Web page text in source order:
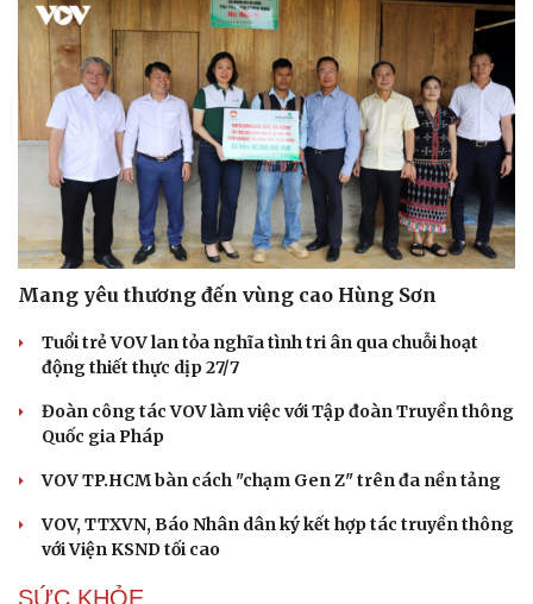
Mang yêu thương đến vùng cao Hùng Sơn
Tuổi trẻ VOV lan tỏa nghĩa tình tri ân qua chuỗi hoạt
động thiết thực dịp 27/7
Đoàn công tác VOV làm việc với Tập đoàn Truyền thông
Quốc gia Pháp
VOV TP.HCM bàn cách "chạm Gen Z" trên đa nền tảng
VOV, TTXVN, Báo Nhân dân ký kết hợp tác truyền thông
với Viện KSND tối cao
SỨC KHỎE